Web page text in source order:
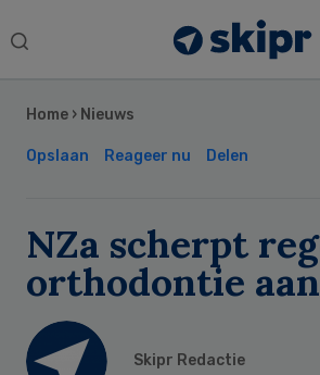
Search
Home › Nieuws
Opslaan Reageer nu Delen
NZa scherpt
orthodontie aan
Skipr Redactie
Sidebar